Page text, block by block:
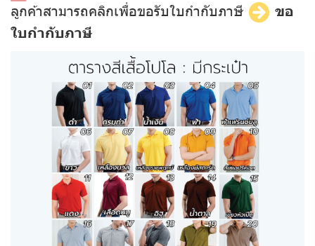
ลูกค้าสามารถคลิกเพื่อขอรับใบกำกับภาษี
ขอ
ใบกำกับภาษี